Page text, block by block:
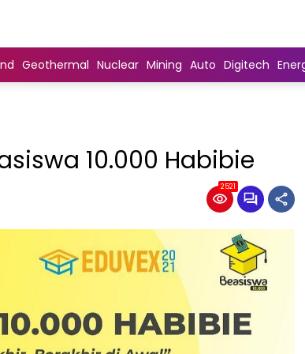
Geothermal Nuclear Mining Auto Digitech
10.000 Habibie
2521